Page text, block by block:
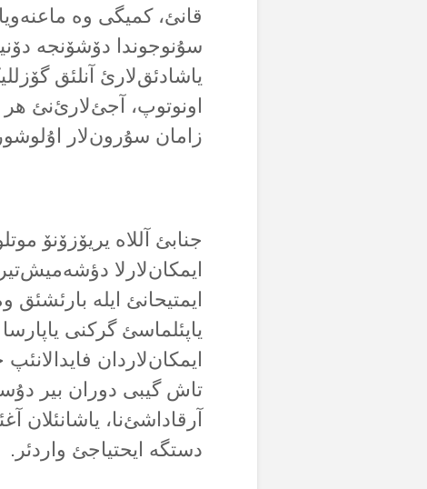
قانئ، کمیگی وە
سۇنوجوندا دۆشۆنجە
یاشادئق‌لارئ آنلئق
اونوتوپ، آجئ‌لارئ‌نئ
زامان سۇرون‌لار
جنابئ آللاە یریۆزۆنۆ
ایمکان‌لارلا
ایمتیحانئ ایلە بارئشئق
یاپئلماسئ گرکنی
ایمکان‌لاردان
تاش گیبی دوران بیر
آرقاداشئ‌نا، یاشانئلان
دستگە ایحتیاجئ واردئر.